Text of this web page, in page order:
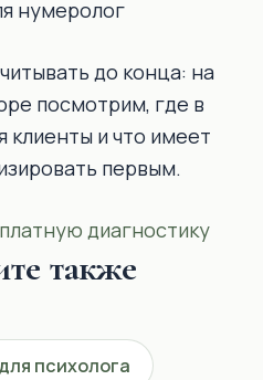
нумеролог
до конца: на
посмотрим, где в
клиенты и что имеет
первым.
диагностику
также
психолога